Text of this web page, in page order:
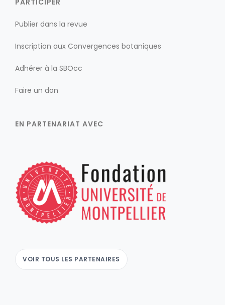
PARTICIPER
Publier dans la revue
Inscription aux Convergences botaniques
Adhérer à la SBOcc
Faire un don
EN PARTENARIAT AVEC
VOIR TOUS LES PARTENAIRES